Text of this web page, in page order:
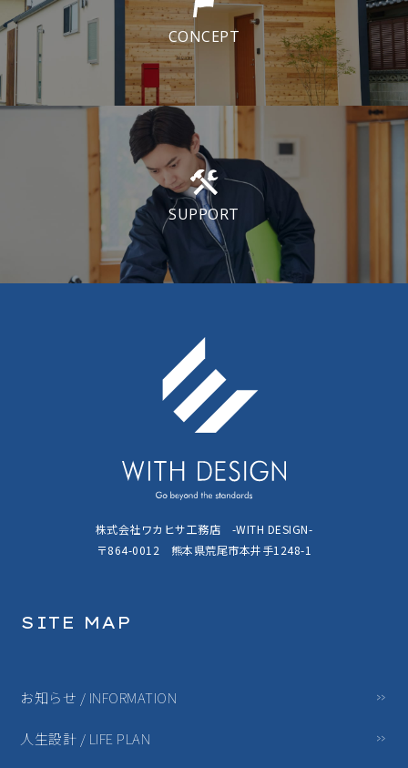
CONCEPT
SUPPORT
株式会社ワカヒサ工務店 -WITH DESIGN-
〒864-0012 熊本県荒尾市本井手1248-1
SITE MAP
お知らせ / INFORMATION
人生設計 / LIFE PLAN